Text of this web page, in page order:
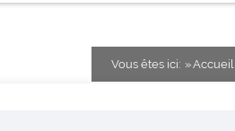
Vous êtes ici: Accueil